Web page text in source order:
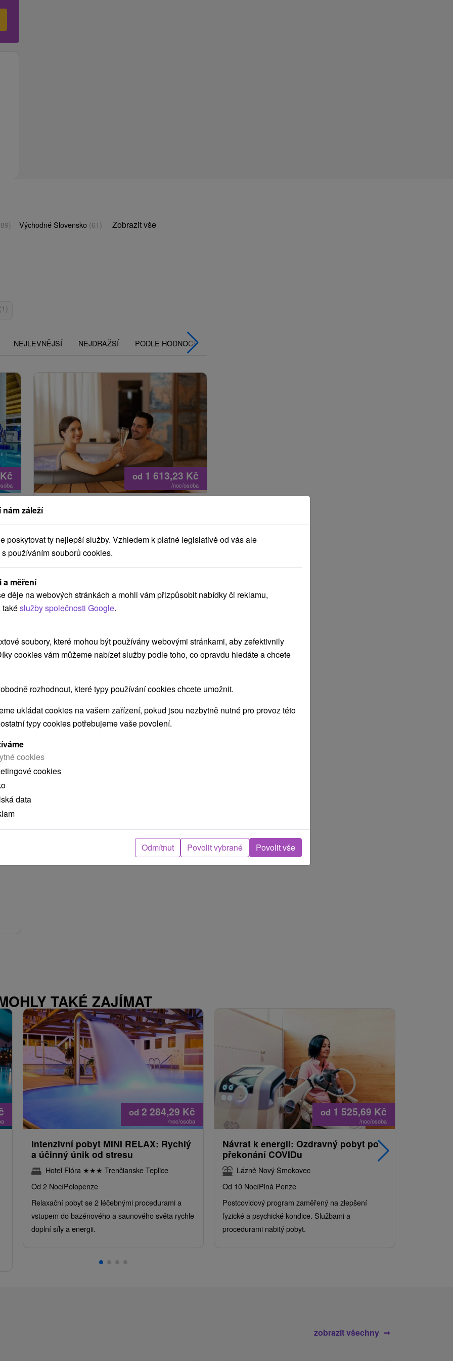
Východné Slovensko (61) Zobrazit vše
(1)
NEJLEVNĚJŠÍ NEJDRAŽŠÍ PODLE HODNOCENÍ
Kč od 1 613,23 Kč
/noc/osoba
Dovolená v zámečku, kde se budete
Belá
gastronomií a wellness. Dopřejte si historickou
atmosféru a prvotřídní hotelové služby.
Kč
TAKÉ ZAJÍMAT
od 2 284,29 Kč
/noc/osoba
Intenzivní pobyt MINI RELAX: Rychlý
a účinný únik od stresu
Hotel Flóra ★★★ Trenčianske Teplice
Od 2 NocíPolopenze
Relaxační pobyt se 2 léčebnými procedurami a
vstupem do bazénového a saunového světa rychle
doplní síly a energii.
od 1 525,69 Kč
/noc/osoba
Návrat k energii: Ozdravný pobyt po
překonání COVIDu
Lázně Nový Smokovec
Od 10 NocíPlná Penze
Postcovidový program zaměřený na zlepšení
fyzické a psychické kondice. Službami a
procedurami nabitý pobyt.
zobrazit všechny
záleží
poskytovat ty nejlepší služby. Vzhledem k platné legislativě od vás ale
používáním souborů cookies.
a měření
děje na webových stránkách a mohli vám přizpůsobit nabídky či reklamu,
takéslužby společnosti Google.
soubory, které mohou být používány webovými stránkami, aby zefektivnily
cookies vám můžeme nabízet služby podle toho, co opravdu hledáte a chcete
rozhodnout, které typy používání cookies chcete umožnit.
ukládat cookies na vašem zařízení, pokud jsou nezbytně nutné pro provoz této
typy cookies potřebujeme vaše povolení.
cookies
cookies
data
Odmítnut Povolit vybrané Povolit vše